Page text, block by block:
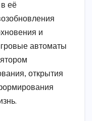
её
и
автоматы
открытия